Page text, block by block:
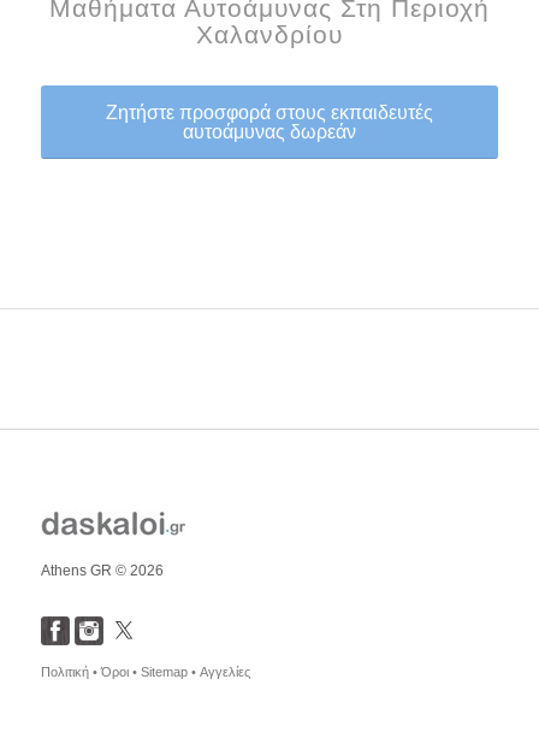
Μαθήματα Αυτοάμυνας Στη Περιοχή
Χαλανδρίου
Ζητήστε προσφορά στους εκπαιδευτές
αυτοάμυνας δωρεάν
Athens GR © 2026
Πολιτική •Όροι • Sitemap • Αγγελίες